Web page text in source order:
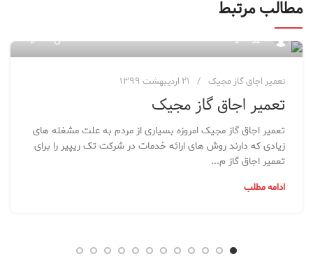
مطالب مرتبط
مدیر سایت
تعمیر اجاق گاز مجیک ۲۱ اردیبهشت ۱۳۹۹
تعمیر اجاق گاز مجیک
تعمیر اجاق گاز مجیک امروزه بسیاری از مردم به علت مشغله های
زیادی که دارند روش های ارائه خدمات در شرکت تک ریپیر را برای
تعمیر اجاق گاز م...
ادامه مطلب